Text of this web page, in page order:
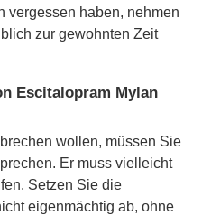
vergessen haben, nehmen
zur gewohnten Zeit
Escitalopram Mylan
wollen, müssen Sie
Er muss vielleicht
Setzen Sie die
eigenmächtig ab, ohne